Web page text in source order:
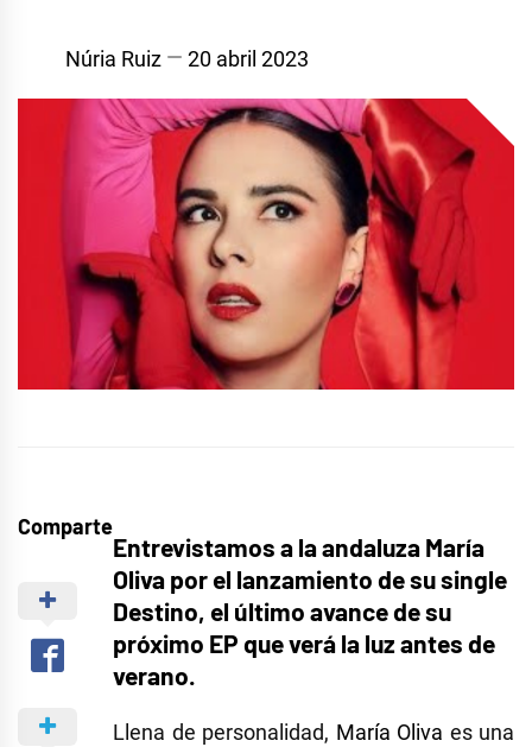
Núria Ruiz 20 abril 2023
Comparte
Entrevistamos a la andaluza María
Oliva por el lanzamiento de su single
Destino, el último avance de su
próximo EP que verá la luz antes de
verano.
Llena de personalidad, María Oliva es una